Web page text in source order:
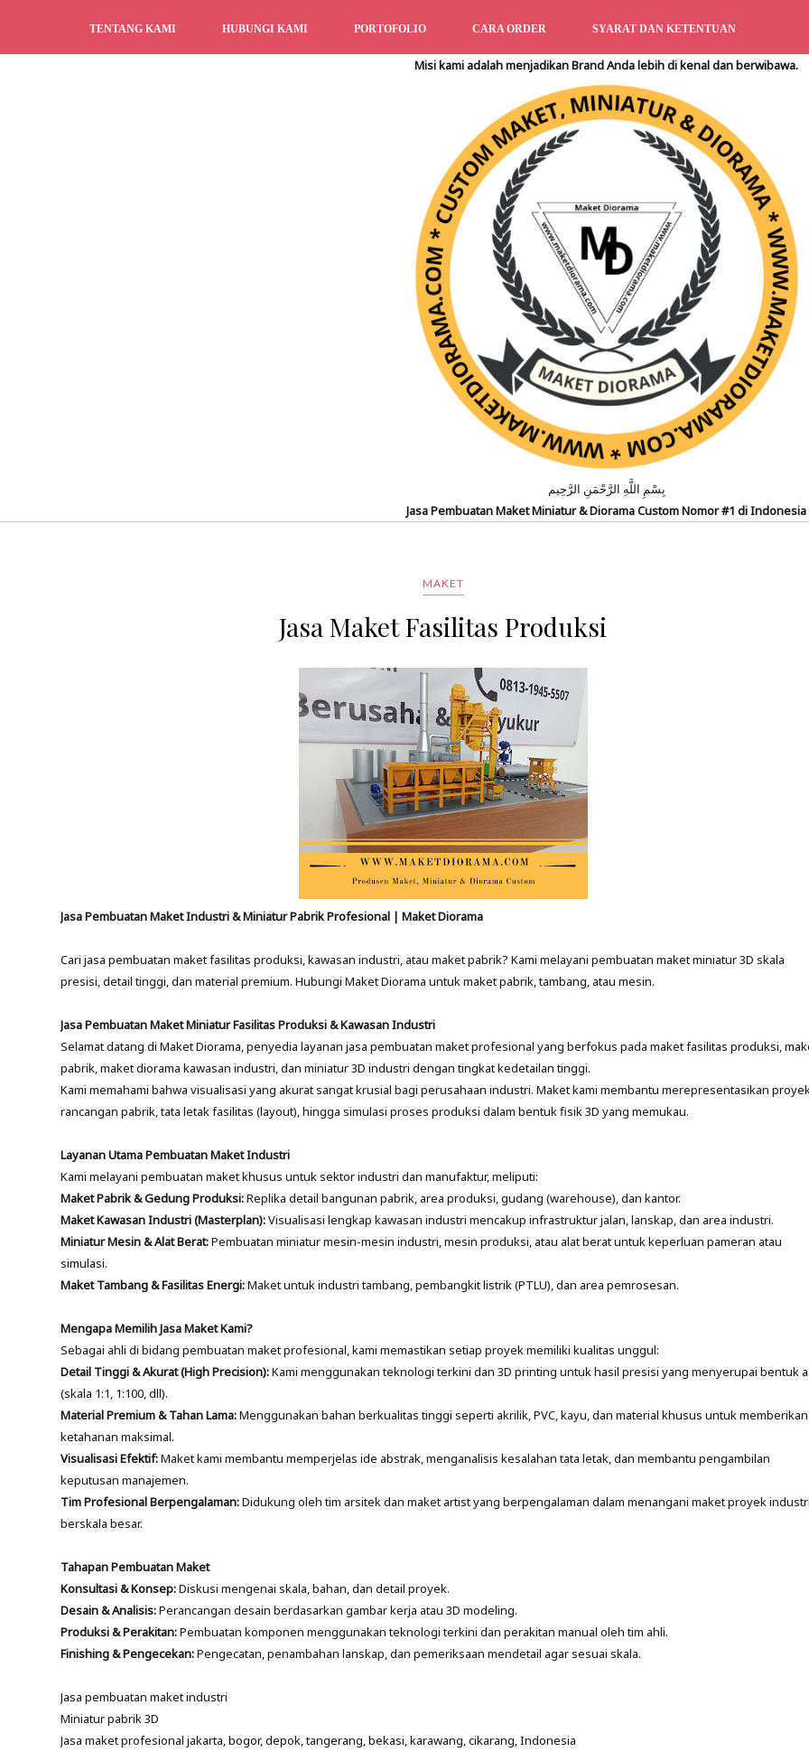
TENTANG KAMI HUBUNGI KAMI PORTOFOLIO CARA ORDER SYARAT DAN KETENTUAN
Misi kami adalah menjadikan Brand Anda lebih di kenal dan berwibawa.
بِسْمِ اللَّهِ الرَّحْمَنِ الرَّحِيم
Jasa Pembuatan Maket Miniatur & Diorama Custom Nomor #1 di Indonesia
MAKET
Jasa Maket Fasilitas Produksi
Jasa Pembuatan Maket Industri & Miniatur Pabrik Profesional | Maket Diorama
Cari jasa pembuatan maket fasilitas produksi, kawasan industri, atau maket pabrik? Kami melayani pembuatan maket miniatur 3D skala
presisi, detail tinggi, dan material premium. Hubungi Maket Diorama untuk maket pabrik, tambang, atau mesin.
Jasa Pembuatan Maket Miniatur Fasilitas Produksi & Kawasan Industri
Selamat datang di Maket Diorama, penyedia layanan jasa pembuatan maket profesional yang berfokus pada maket fasilitas produksi,
pabrik, maket diorama kawasan industri, dan miniatur 3D industri dengan tingkat kedetailan tinggi.
Kami memahami bahwa visualisasi yang akurat sangat krusial bagi perusahaan industri. Maket kami membantu merepresentasikan
rancangan pabrik, tata letak fasilitas (layout), hingga simulasi proses produksi dalam bentuk fisik 3D yang memukau.
Layanan Utama Pembuatan Maket Industri
Kami melayani pembuatan maket khusus untuk sektor industri dan manufaktur, meliputi:
Maket Pabrik & Gedung Produksi:Replika detail bangunan pabrik, area produksi, gudang (warehouse), dan kantor.
Maket Kawasan Industri (Masterplan):Visualisasi lengkap kawasan industri mencakup infrastruktur jalan, lanskap, dan area industri.
Miniatur Mesin & Alat Berat:Pembuatan miniatur mesin-mesin industri, mesin produksi, atau alat berat untuk keperluan pameran atau
simulasi.
Maket Tambang & Fasilitas Energi:Maket untuk industri tambang, pembangkit listrik (PTLU), dan area pemrosesan.
Mengapa Memilih Jasa Maket Kami?
Sebagai ahli di bidang pembuatan maket profesional, kami memastikan setiap proyek memiliki kualitas unggul:
Detail Tinggi & Akurat (High Precision):Kami menggunakan teknologi terkini dan 3D printing untuk hasil presisi yang menyerupai bentuk
(skala 1:1, 1:100, dll).
Material Premium & Tahan Lama:Menggunakan bahan berkualitas tinggi seperti akrilik, PVC, kayu, dan material khusus untuk memberikan
ketahanan maksimal.
Visualisasi Efektif:Maket kami membantu memperjelas ide abstrak, menganalisis kesalahan tata letak, dan membantu pengambilan
keputusan manajemen.
Tim Profesional Berpengalaman:Didukung oleh tim arsitek dan maket artist yang berpengalaman dalam menangani maket proyek
berskala besar.
Tahapan Pembuatan Maket
Konsultasi & Konsep:Diskusi mengenai skala, bahan, dan detail proyek.
Desain & Analisis:Perancangan desain berdasarkan gambar kerja atau 3D modeling.
Produksi & Perakitan:Pembuatan komponen menggunakan teknologi terkini dan perakitan manual oleh tim ahli.
Finishing & Pengecekan:Pengecatan, penambahan lanskap, dan pemeriksaan mendetail agar sesuai skala.
Jasa pembuatan maket industri
Miniatur pabrik 3D
Jasa maket profesional jakarta, bogor, depok, tangerang, bekasi, karawang, cikarang, Indonesia